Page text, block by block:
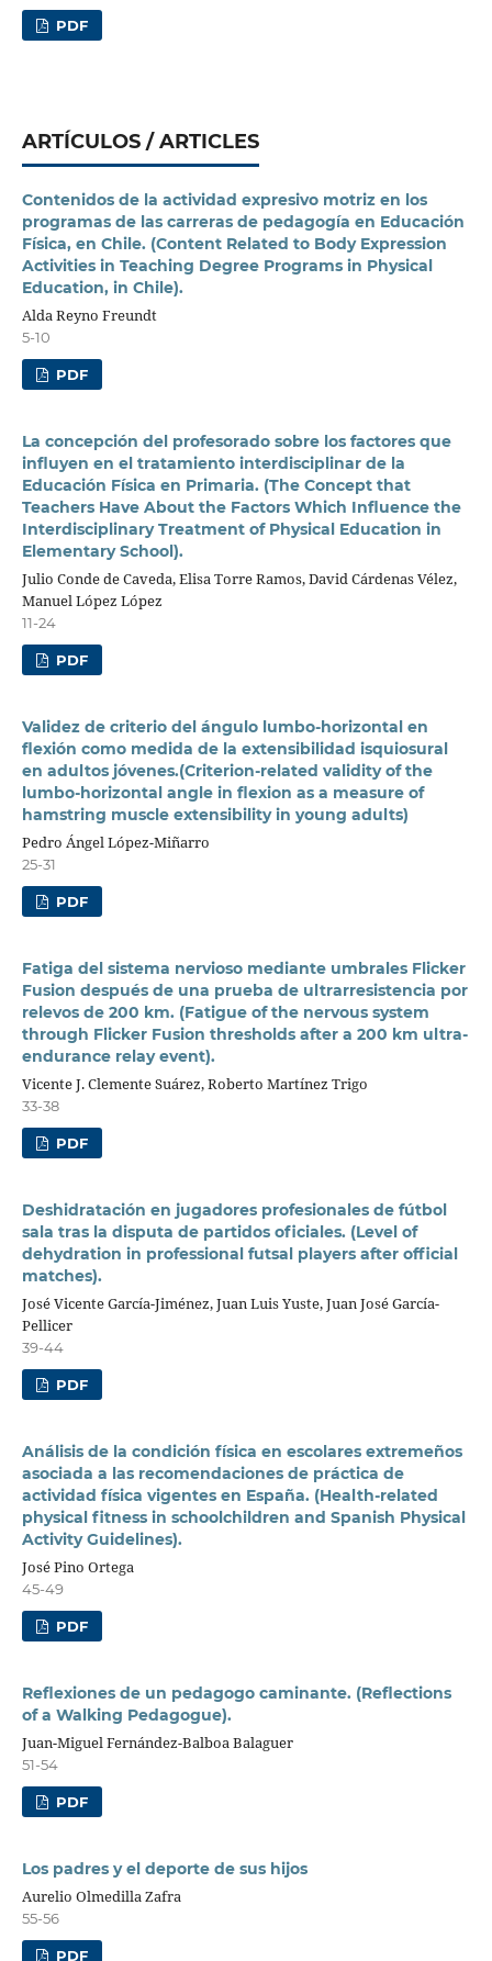
PDF
ARTÍCULOS / ARTICLES
Contenidos de la actividad expresivo motriz en los
programas de las carreras de pedagogía en Educación
Física, en Chile. (Content Related to Body Expression
Activities in Teaching Degree Programs in Physical
Education, in Chile).
Alda Reyno Freundt
5-10
PDF
La concepción del profesorado sobre los factores que
influyen en el tratamiento interdisciplinar de la
Educación Física en Primaria. (The Concept that
Teachers Have About the Factors Which Influence the
Interdisciplinary Treatment of Physical Education in
Elementary School).
Julio Conde de Caveda, Elisa Torre Ramos, David Cárdenas Vélez,
Manuel López López
11-24
PDF
Validez de criterio del ángulo lumbo-horizontal en
flexión como medida de la extensibilidad isquiosural
en adultos jóvenes.(Criterion-related validity of the
lumbo-horizontal angle in flexion as a measure of
hamstring muscle extensibility in young adults)
Pedro Ángel López-Miñarro
25-31
PDF
Fatiga del sistema nervioso mediante umbrales Flicker
Fusion después de una prueba de ultrarresistencia por
relevos de 200 km. (Fatigue of the nervous system
through Flicker Fusion thresholds after a 200 km ultra-
endurance relay event).
Vicente J. Clemente Suárez, Roberto Martínez Trigo
33-38
PDF
Deshidratación en jugadores profesionales de fútbol
sala tras la disputa de partidos oficiales. (Level of
dehydration in professional futsal players after official
matches).
José Vicente García-Jiménez, Juan Luis Yuste, Juan José García-
Pellicer
39-44
PDF
Análisis de la condición física en escolares extremeños
asociada a las recomendaciones de práctica de
actividad física vigentes en España. (Health-related
physical fitness in schoolchildren and Spanish Physical
Activity Guidelines).
José Pino Ortega
45-49
PDF
Reflexiones de un pedagogo caminante. (Reflections
of a Walking Pedagogue).
Juan-Miguel Fernández-Balboa Balaguer
51-54
PDF
Los padres y el deporte de sus hijos
Aurelio Olmedilla Zafra
55-56
PDF